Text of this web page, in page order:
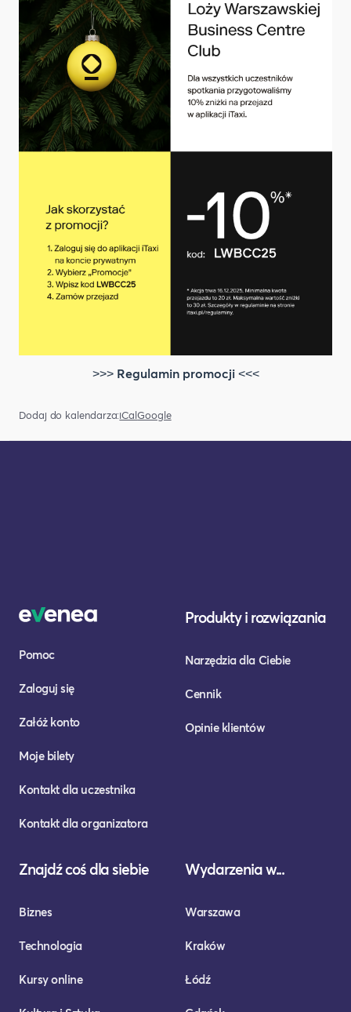
>>> Regulamin promocji<<<
Dodaj do kalendarza:iCalGoogle
Pomoc
Zaloguj się
Załóż konto
Moje bilety
Kontakt dla uczestnika
Kontakt dla organizatora
Produkty i rozwiązania
Narzędzia dla Ciebie
Cennik
Opinie klientów
Znajdź coś dla siebie
Biznes
Technologia
Kursy online
Wydarzenia w...
Warszawa
Kraków
Łódź